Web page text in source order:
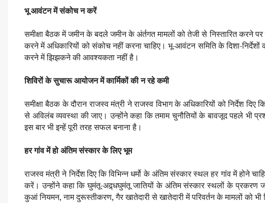
भू आवंटन में संकोच न करें
समीक्षा बैठक में जमीन के बदले जमीन के अंर्तगत मामलों को तेजी से निस्तारित करने
करने में अधिकारियों को संकोच नहीं करना चाहिए। भू-आवंटन समिति के दिशा-निर्देशों
करने में झिझकने की आवश्यकता नहीं है।
शिविरों के सुचारू आयोजन में कार्मिकों की न रहे कमी
समीक्षा बैठक के दौरान राजस्व मंत्री ने राजस्व विभाग के अधिकारियों को निर्देश दिए
से अविलंब व्यवस्था की जाए। उन्होंने कहा कि तमाम चुनौतियों के बावजूद पहले
इस बार भी इन्हें पूरी तरह सफल बनाना है।
हर गांव में हो अंतिम संस्कार के लिए भूम
राजस्व मंत्री ने निर्देश दिए कि विभिन्न धर्मो के अंतिम संस्कार स्थल हर गांव में होने
करें। उन्होंने कहा कि घुमंतू-अद्र्धघुमंतू जातियों के अंतिम संस्कार स्थलों के प्रकरण
कुआं नियमन, नाम दुरूस्तीकरण, गैर खातेदारी से खातेदारी में परिवर्तन के मामलों को भी